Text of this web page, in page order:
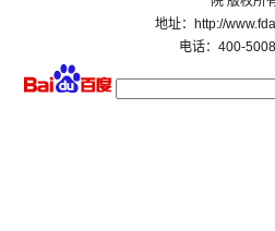
地址：http://
电话：400-